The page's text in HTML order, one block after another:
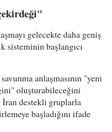
gelecekte daha geniş
sisteminin başlangıcı
anlaşmasının "yeni
oluşturabileceğini
İran destekli gruplarla
başladığını ifade